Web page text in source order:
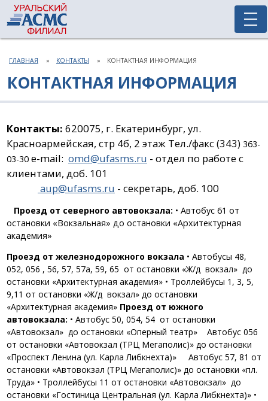
ГЛАВНАЯ КОНТАКТЫ КОНТАКТНАЯ ИНФОРМАЦИЯ
КОНТАКТНАЯ ИНФОРМАЦИЯ
Контакты: 620075, г. Екатеринбург, ул.
Красноармейская, стр 4б, 2 этаж Тел./факс (343) 363-
03-30 e-mail: omd@ufasms.ru - отдел по работе с
клиентами, доб. 101
aup@ufasms.ru - секретарь, доб. 100
Проезд от северного автовокзала: • Автобус 61 от
остановки «Вокзальная» до остановки «Архитектурная
академия»
Проезд от железнодорожного вокзала • Автобусы 48,
052, 056 , 56, 57, 57а, 59, 65 от остановки «Ж/д вокзал» до
остановки «Архитектурная академия» • Троллейбусы 1, 3, 5,
9,11 от остановки «Ж/д вокзал» до остановки
«Архитектурная академия» Проезд от южного
автовокзала: • Автобус 50, 054, 54 от остановки
«Автовокзал» до остановки «Оперный театр» Автобус 056
от остановки «Автовокзал (ТРЦ Мегаполис)» до остановки
«Проспект Ленина (ул. Карла Либкнехта)»
Автобус 57, 81 от
остановки «Автовокзал (ТРЦ Мегаполис)» до остановки «пл.
Труда» • Троллейбусы 11 от остановки «Автовокзал» до
остановки «Гостиница Центральная (ул. Карла Либкнехта)» •